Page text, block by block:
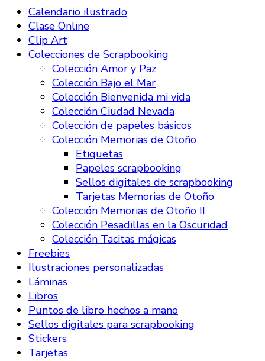
Calendario ilustrado
Clase Online
Clip Art
Colecciones de Scrapbooking
Colección Amor y Paz
Colección Bajo el Mar
Colección Bienvenida mi vida
Colección Ciudad Nevada
Colección de papeles básicos
Colección Memorias de Otoño
Etiquetas
Papeles scrapbooking
Sellos digitales de scrapbooking
Tarjetas Memorias de Otoño
Colección Memorias de Otoño II
Colección Pesadillas en la Oscuridad
Colección Tacitas mágicas
Freebies
Ilustraciones personalizadas
Láminas
Libros
Puntos de libro hechos a mano
Sellos digitales para scrapbooking
Stickers
Tarjetas